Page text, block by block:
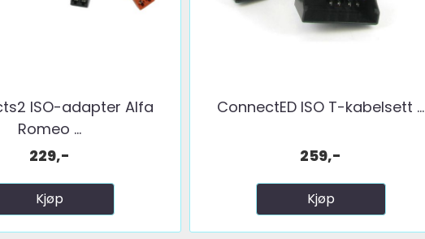
ISO-adapter Alfa
Romeo ...
229,-
Kjøp
ConnectED ISO T-kabelsett ...
259,-
Kjøp